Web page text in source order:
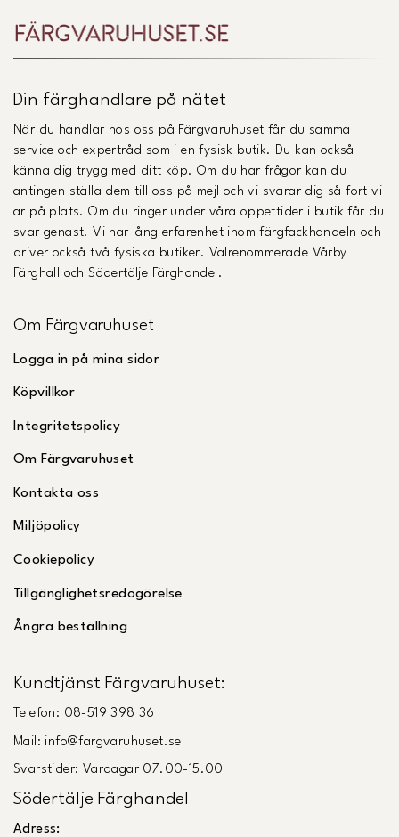
Din färghandlare på nätet
När du handlar hos oss på Färgvaruhuset får du samma
service och expertråd som i en fysisk butik. Du kan också
känna dig trygg med ditt köp. Om du har frågor kan du
antingen ställa dem till oss på mejl och vi svarar dig så fort vi
är på plats. Om du ringer under våra öppettider i butik får du
svar genast. Vi har lång erfarenhet inom färgfackhandeln och
driver också två fysiska butiker. Välrenommerade Vårby
Färghall och Södertälje Färghandel.
Om Färgvaruhuset
Logga in på mina sidor
Köpvillkor
Integritetspolicy
Om Färgvaruhuset
Kontakta oss
Miljöpolicy
Cookiepolicy
Tillgänglighetsredogörelse
Ångra beställning
Kundtjänst Färgvaruhuset:
Telefon: 08-519 398 36
Mail: info@fargvaruhuset.se
Svarstider: Vardagar 07.00-15.00
Södertälje Färghandel
Adress: